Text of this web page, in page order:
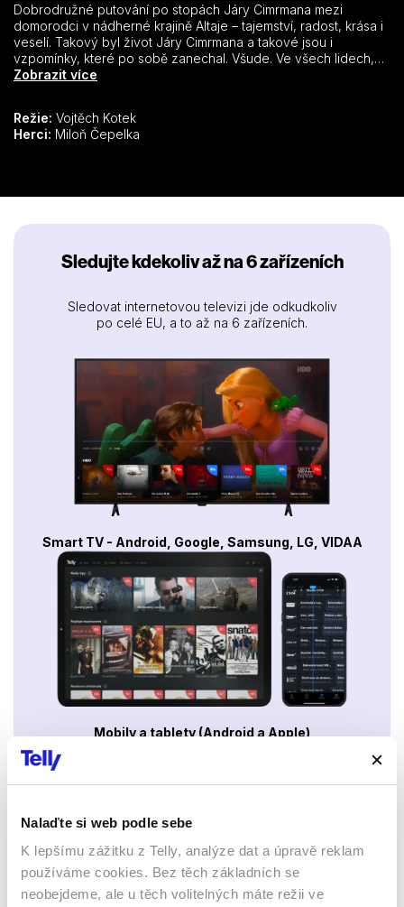
Nalaďte si web podle sebe
K lepšímu zážitku z Telly, analýze dat a úpravě reklam
používáme cookies. Bez těch základních se
neobejdeme, ale u těch volitelných máte režii ve
Dobrodružné putování po stopách Járy Cimrmana mezi
domorodci v nádherné krajině Altaje – tajemství, radost, krása i
veselí. Takový byl život Járy Cimrmana a takové jsou i
vzpomínky, které po sobě zanechal. Všude. Ve všech lidech,
zvířatech i v přírodě. Stejné stopy jistě zanechá dokument i ve
Zobrazit více
Režie: Vojtěch Kotek
Herci: Miloň Čepelka
Sledujte kdekoliv až na 6 zařízeních
Sledovat internetovou televizi jde odkudkoliv
po celé EU, a to až na 6 zařízeních.
Smart TV - Android, Google, Samsung, LG, VIDAA
Mobily a tablety (Android a Apple)